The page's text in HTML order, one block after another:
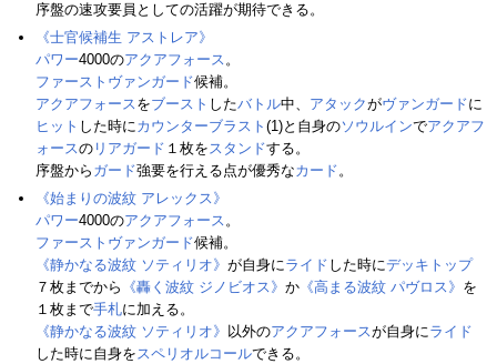
序盤の速攻要員としての活躍が期待できる。
《士官候補生 アストレア》
パワー4000のアクアフォース。
ファーストヴァンガード候補。
アクアフォースをブースト したバトル中、 アタックがヴァンガードに
ヒット した時にカウンターブラスト (1)と自身のソウルインでアクアフ
ォースの リアガード １枚をスタンドする。
序盤から ガード強要を行える点が優秀なカード。
《始まりの波紋 アレックス》
パワー4000のアクアフォース。
ファーストヴァンガード候補。
《静かなる波紋 ソティリオ》 が自身にライド した時にデッキトップ
７枚までから 《轟く波紋 ジノビオス》 か 《高まる波紋 パヴロス》 を
１枚まで手札に加える。
《静かなる波紋 ソティリオ》 以外のアクアフォースが自身にライド
した時に自身をスペリオルコールできる。